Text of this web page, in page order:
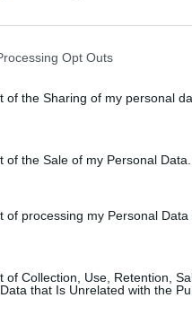
Opt Outs
of the Sharing of my personal
of the Sale of my Personal Data.
of processing my Personal Data
of Collection, Use, Retention,
that Is Unrelated with the
sojuszników, wskazując na